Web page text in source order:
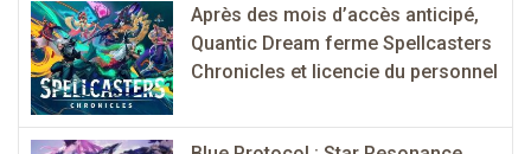
Après des mois d’accès anticipé,
Quantic Dream ferme Spellcasters
Chronicles et licencie du personnel